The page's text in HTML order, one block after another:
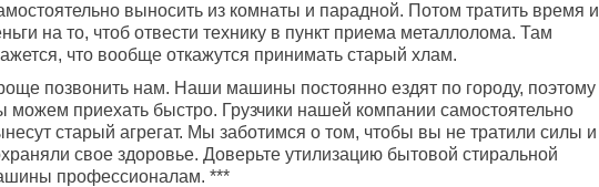
выносить из комнаты и парадной. Потом тратить время и
на то, чтоб отвести технику в пункт приема металлолома. Там
что вообще откажутся принимать старый хлам.
позвонить нам. Наши машины постоянно ездят по городу, поэтому
можем приехать быстро. Грузчики нашей компании самостоятельно
старый агрегат. Мы заботимся о том, чтобы вы не тратили силы и
свое здоровье. Доверьте утилизацию бытовой стиральной
профессионалам. ***